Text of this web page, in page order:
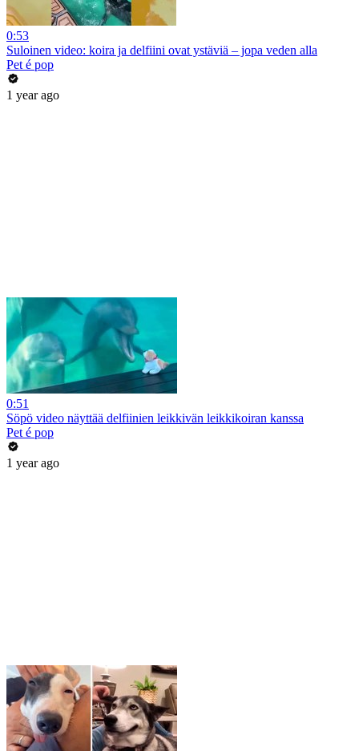
0:53
Suloinen video: koira ja delfiini ovat ystäviä – jopa veden alla
Pet é pop
1 year ago
0:51
Söpö video näyttää delfiinien leikkivän leikkikoiran kanssa
Pet é pop
1 year ago